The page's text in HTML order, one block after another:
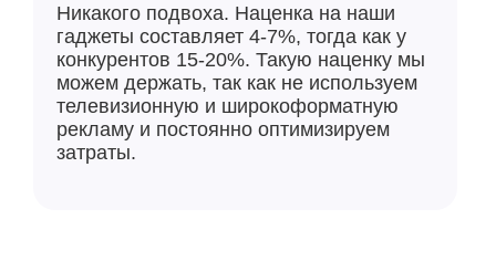
Никакого подвоха. Наценка на наши
гаджеты составляет 4-7%, тогда как у
конкурентов 15-20%. Такую наценку мы
можем держать, так как не используем
телевизионную и широкоформатную
рекламу и постоянно оптимизируем
затраты.